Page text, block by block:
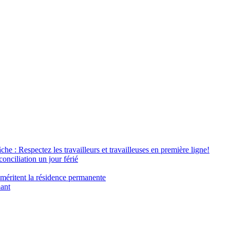
: Respectez les travailleurs et travailleuses en première ligne!
un jour férié
la résidence permanente